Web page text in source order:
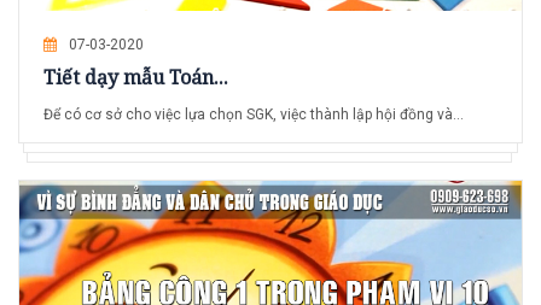
07-03-2020
Tiết dạy mẫu Toán...
Để có cơ sở cho việc lựa chọn SGK, việc thành lập hội đồng và...